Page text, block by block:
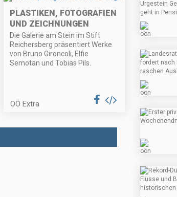
PLASTIKEN, FOTOGRAFIEN
UND ZEICHNUNGEN
Die Galerie am Stein im Stift
Reichersberg präsentiert Werke
von Bruno Gironcoli, Elfie
Semotan und Tobias Pils.
OÖ Extra